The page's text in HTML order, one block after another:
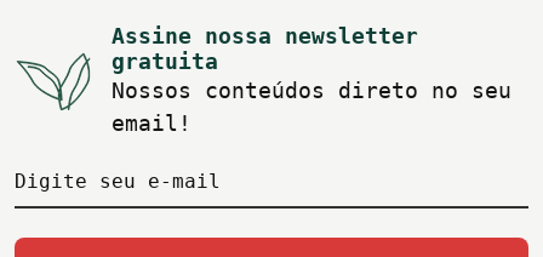
Assine nossa newsletter
gratuita
Nossos conteúdos direto no seu
email!
Digite seu e-mail